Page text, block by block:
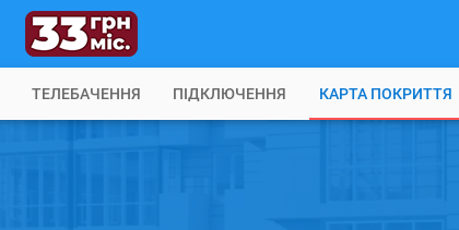
ТЕЛЕБАЧЕННЯ ПІДКЛЮЧЕННЯ КАРТА ПОКРИТТЯ